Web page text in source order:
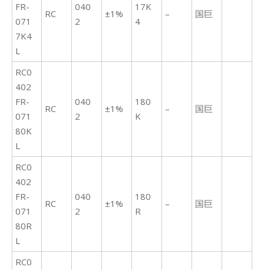
FR-
071
7K4
L
RC
040
2
±1%
17K
4
– 国巨
RC0
402
FR-
071
80K
L
RC
040
2
±1%
180
K
– 国巨
RC0
402
FR-
071
80R
L
RC
040
2
±1%
180
R
– 国巨
RC0